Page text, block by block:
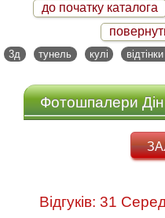
до початку каталога
3д тунель кулі
Фотошпалери